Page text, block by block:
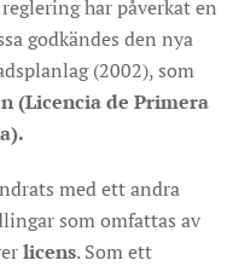
har påverkat en
godkändes den nya
(2002), som
(Licencia de Primera
med ett andra
som omfattas av
licens. Som ett